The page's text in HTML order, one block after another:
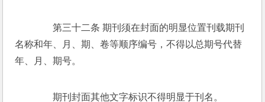
第三十二条 期刊须在封面的明显位置刊载期刊
名称和年、月、期、卷等顺序编号，不得以总期号代替
年、月、期号。
期刊封面其他文字标识不得明显于刊名。